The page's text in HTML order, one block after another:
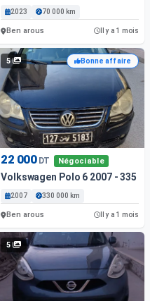
2023 70 000 km
Ben arous Il y a 1 mois
5 Bonne affaire
22 000 DT Négociable
Volkswagen Polo 6 2007 - 335
2007 330 000 km
Ben arous Il y a 1 mois
5